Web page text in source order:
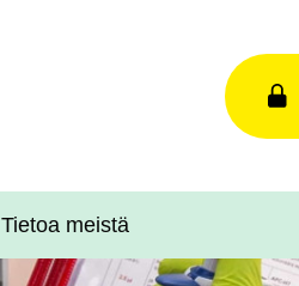
Tietoa meistä